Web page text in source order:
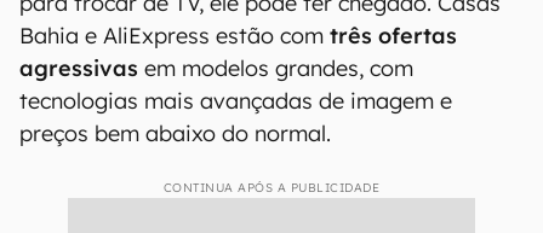
Bahia e AliExpress estão com três ofertas
agressivas em modelos grandes, com
tecnologias mais avançadas de imagem e
preços bem abaixo do normal.
CONTINUA APÓS A PUBLICIDADE